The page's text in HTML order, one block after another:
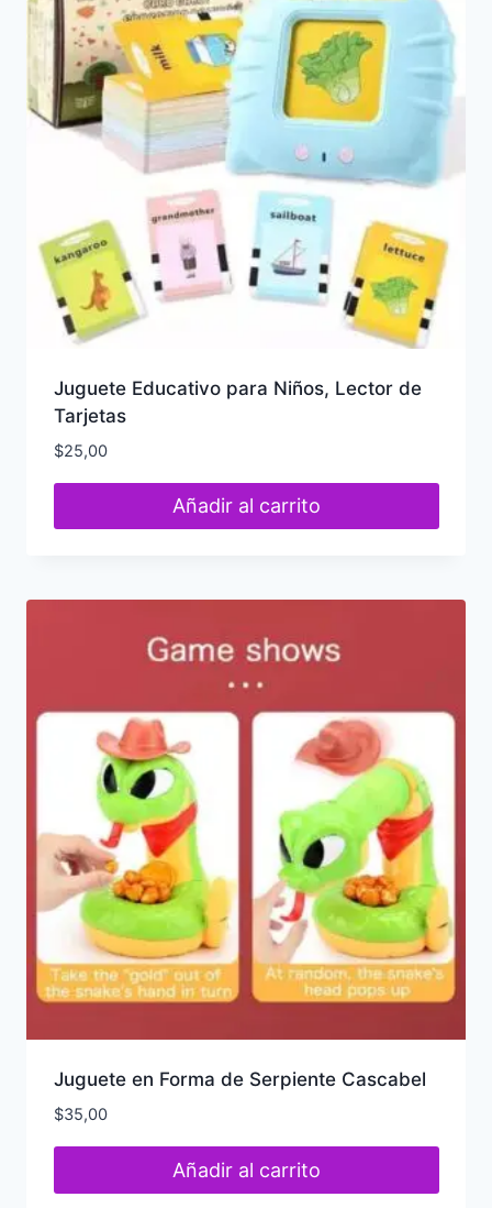
Juguete Educativo para Niños, Lector de
Tarjetas
$25,00
Añadir al carrito
Juguete en Forma de Serpiente Cascabel
$35,00
Añadir al carrito